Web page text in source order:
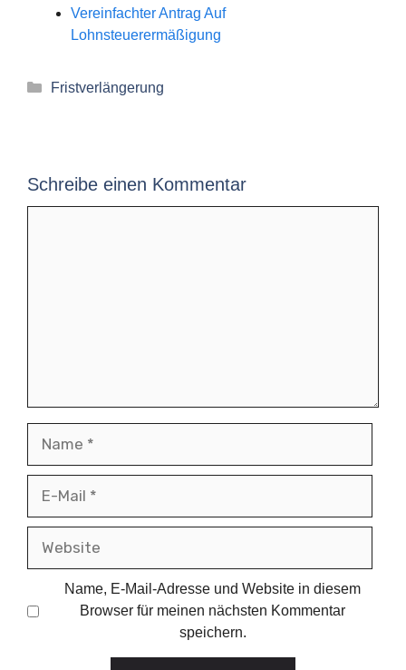
Vereinfachter Antrag Auf
Lohnsteuerermäßigung
Kategorien
Fristverlängerung
Schreibe einen Kommentar
Mail
Name, E-Mail-Adresse und Website in diesem
Browser für meinen nächsten Kommentar
speichern.